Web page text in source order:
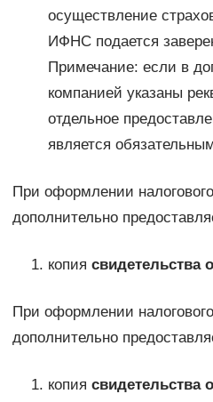
осуществление
ИФНС подается
Примечание: если в
компанией указаны
отдельное
является
При оформлении
дополнительно
копия свидетельства
При оформлении
дополнительно
копия свидетельства